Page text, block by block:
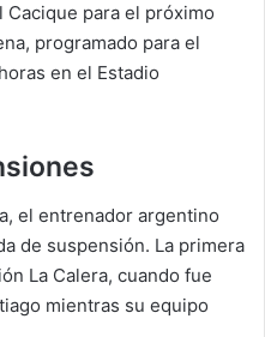
para el próximo
programado para el
en el Estadio
el entrenador argentino
de suspensión. La primera
La Calera, cuando fue
mientras su equipo